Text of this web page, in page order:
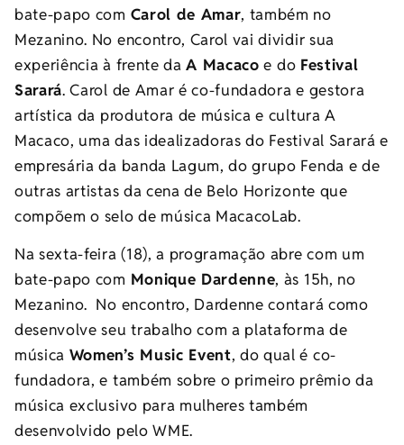
bate-papo com Carol de Amar, também no
Mezanino. No encontro, Carol vai dividir sua
experiência à frente daA Macaco e do Festival
Sarará. Carol de Amar é co-fundadora e gestora
artística da produtora de música e cultura A
Macaco, uma das idealizadoras do Festival Sarará e
empresária da banda Lagum, do grupo Fenda e de
outras artistas da cena de Belo Horizonte que
compõem o selo de música MacacoLab.
Na sexta-feira (18), a programação abre com um
bate-papo com Monique Dardenne, às 15h, no
Mezanino. No encontro, Dardenne contará como
desenvolve seu trabalho com a plataforma de
música Women’s Music Event, do qual é co-
fundadora, e também sobre o primeiro prêmio da
música exclusivo para mulheres também
desenvolvido pelo WME.